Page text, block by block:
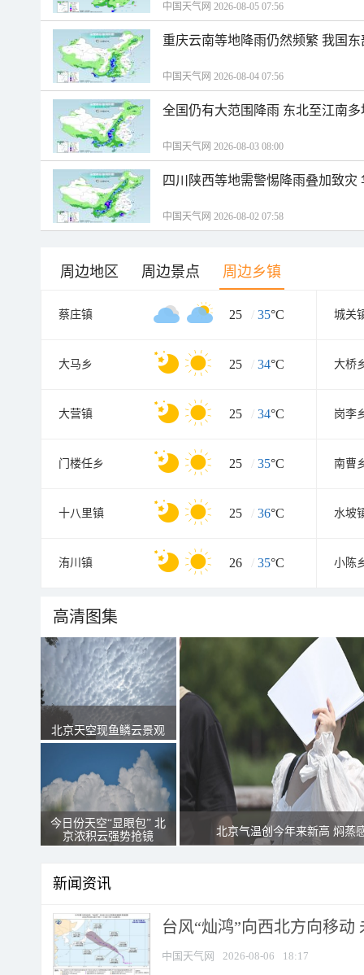
中国天气网 2026-08-05 07:56
重庆云南等地降雨仍然频繁 我国
中国天气网 2026-08-04 07:56
全国仍有大范围降雨 东北至江南
中国天气网 2026-08-03 08:00
四川陕西等地需警惕降雨叠加致
中国天气网 2026-08-02 07:58
周边地区 周边景点 周边乡镇
蔡庄镇 25 / 35°C 城关
大马乡 25 / 34°C 大桥
大营镇 25 / 34°C 岗李
门楼任乡 25 / 35°C 南曹
十八里镇 25 / 36°C 水坡
洧川镇 26 / 35°C 小陈
高清图集
北京天空现鱼鳞云景观
今日份天空“显眼包” 北
京浓积云强势抢镜
北京气温创今年来新高 焖蒸
新闻资讯
台风“灿鸿”向西北方向移动
中国天气网 2026-08-06 18:17